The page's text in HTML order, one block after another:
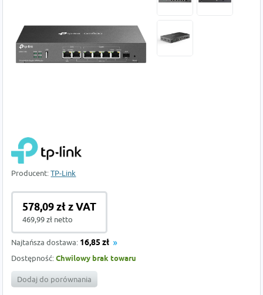
Producent:TP-Link
578,09 zł z VAT
469,99 zł netto
Najtańsza dostawa: 16,85 zł
Dostępność:Chwilowy brak towaru
Dodaj do porównania